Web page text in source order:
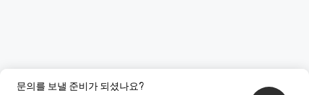
문의를 보낼 준비가 되셨나요?